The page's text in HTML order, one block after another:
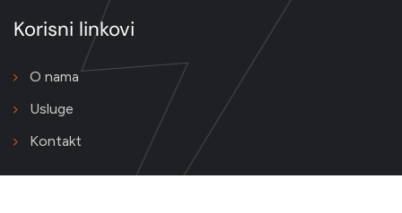
Korisni linkovi
O nama
Usluge
Kontakt